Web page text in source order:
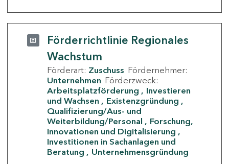
Förderrichtlinie Regionales
Wachstum
Förderart: Zuschuss Fördernehmer:
Unternehmen Förderzweck:
Arbeitsplatzförderung
Investieren
und Wachsen
Existenzgründung
Qualifizierung/Aus- und
Weiterbildung/Personal
Forschung,
Innovationen und Digitalisierung
Investitionen in Sachanlagen und
Beratung
Unternehmensgründung